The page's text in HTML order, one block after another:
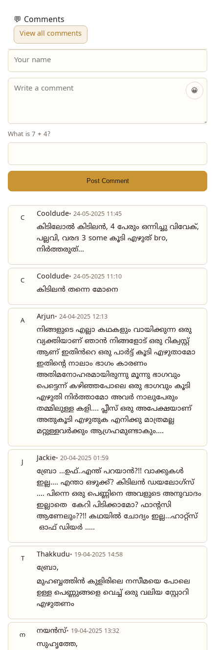
💬 Comments
View all comments
😀
What is 7 + 4?
Post Comment
C Cooldude• 24-05-2025 11:45
കിടിലോൽ കിടിലൻ, 4 പേരും ഒന്നിച്ചു വിവേക്,
പല്ലവി, വരദ 3 some കൂടി എഴുത് bro,
നിർത്തരുത്...
C Cooldude• 24-05-2025 11:10
കിടിലൻ തന്നെ മോനെ
A Arjun• 24-04-2025 12:13
നിങ്ങളുടെ എല്ലാ കഥകളും വായിക്കുന്ന ഒരു
വ്യക്തിയാണ് ഞാൻ നിങ്ങളോട് ഒരു റിക്വസ്റ്റ്
ആണ് ഇതിൻറെ ഒരു പാർട്ട് കൂടി എഴുതാമോ
ഇതിന്റെ നാലാം ഭാഗം കാരണം
അതിമനോഹരമായിരുന്നു മൂന്നു ഭാഗവും
പെട്ടെന്ന് കഴിഞ്ഞപോലെ ഒരു ഭാഗവും കൂടി
എഴുതി നിർത്താമോ അവർ നാലുപേരും
തമ്മിലുള്ള കളി.... പ്ലീസ് ഒരു അപേക്ഷയാണ്
അതുകൂടി എഴുതുക എനിക്കു മാത്രമല്ല
മറ്റുള്ളവർക്കും ആഗ്രഹമുണ്ടാകും....
Jackie• 20-04-2025 01:59
ബ്രോ ...ഉഫ്..എന്ത് പറയാൻ?!! വാക്കുകൾ
ഇല്ല.... എന്താ ഒഴുക്ക്? കിടിലൻ ഡയലോഗ്സ്
.... പിന്നെ ഒരു പെണ്ണിനെ അവളുടെ അനുവാദം
ഇല്ലാതെ കേറി പിടിക്കാമോ? ഫാന്റസി
ആണേലും??!! കഥയിൽ ചോദ്യം ഇല്ല...ഹാറ്റ്സ്
ഓഫ് ഡിയർ .....
T Thakkudu• 19-04-2025 14:58
ബ്രോ,
മുഹബ്ബത്തിൻ കുളിരിലെ നസീമയെ പോലെ
ഉള്ള പെണ്ണുങ്ങളെ വെച്ച് ഒരു വലിയ സ്റ്റോറി
എഴുതണം
ന നയൻസ്• 19-04-2025 13:32
സുഹൃത്തേ,